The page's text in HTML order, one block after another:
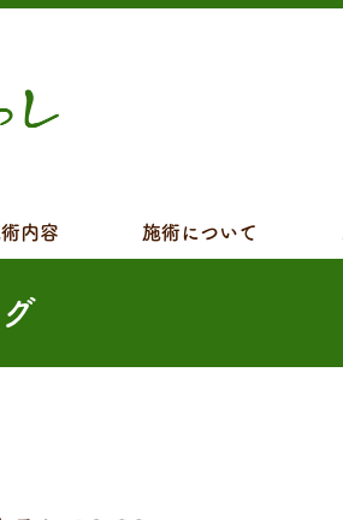
内容 施術について